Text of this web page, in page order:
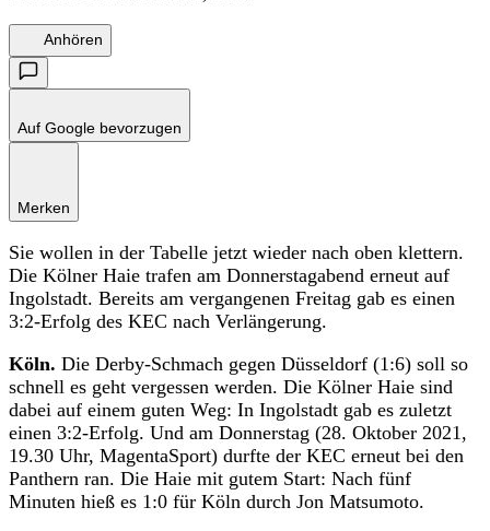
Anhören
Auf Google bevorzugen
Merken
Sie wollen in der Tabelle jetzt wieder nach oben klettern.
Die Kölner Haie trafen am Donnerstagabend erneut auf
Ingolstadt. Bereits am vergangenen Freitag gab es einen
3:2-Erfolg des KEC nach Verlängerung.
Köln. Die Derby-Schmach gegen Düsseldorf (1:6) soll so
schnell es geht vergessen werden. Die Kölner Haie sind
dabei auf einem guten Weg: In Ingolstadt gab es zuletzt
einen 3:2-Erfolg. Und am Donnerstag (28. Oktober 2021,
19.30 Uhr, MagentaSport) durfte der KEC erneut bei den
Panthern ran. Die Haie mit gutem Start: Nach fünf
Minuten hieß es 1:0 für Köln durch Jon Matsumoto.